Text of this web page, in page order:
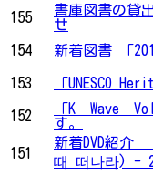
155
書庫図書の貸
せ
154
新着図書 「
153
「UNESCO
152
「K Wave
す。
151
新着DVD紹介
때 떠나라) -